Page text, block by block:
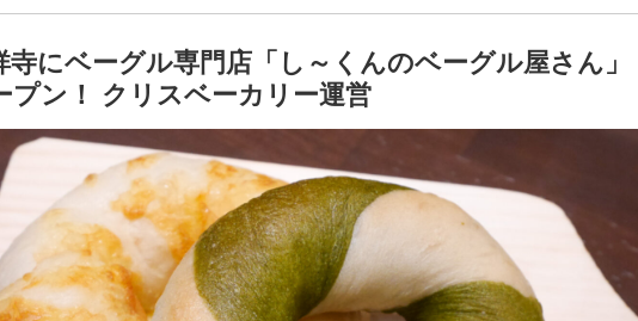
寺にベーグル専門店「し～くんのベーグル屋さん」
プン！ クリスベーカリー運営